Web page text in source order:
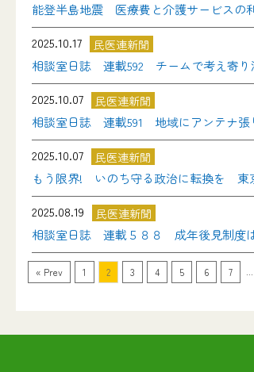
能登半島地震 医療費と介護サービスの
2025.10.17
民医連新聞
相談室日誌 連載592 チームで考え寄り
2025.10.07
民医連新聞
相談室日誌 連載591 地域にアンテナ張
2025.10.07
民医連新聞
もう限界! いのち守る政治に転換を 東
2025.08.19
民医連新聞
相談室日誌 連載５８８ 成年後見制度
« Prev 1 2 3 4 5 6 7